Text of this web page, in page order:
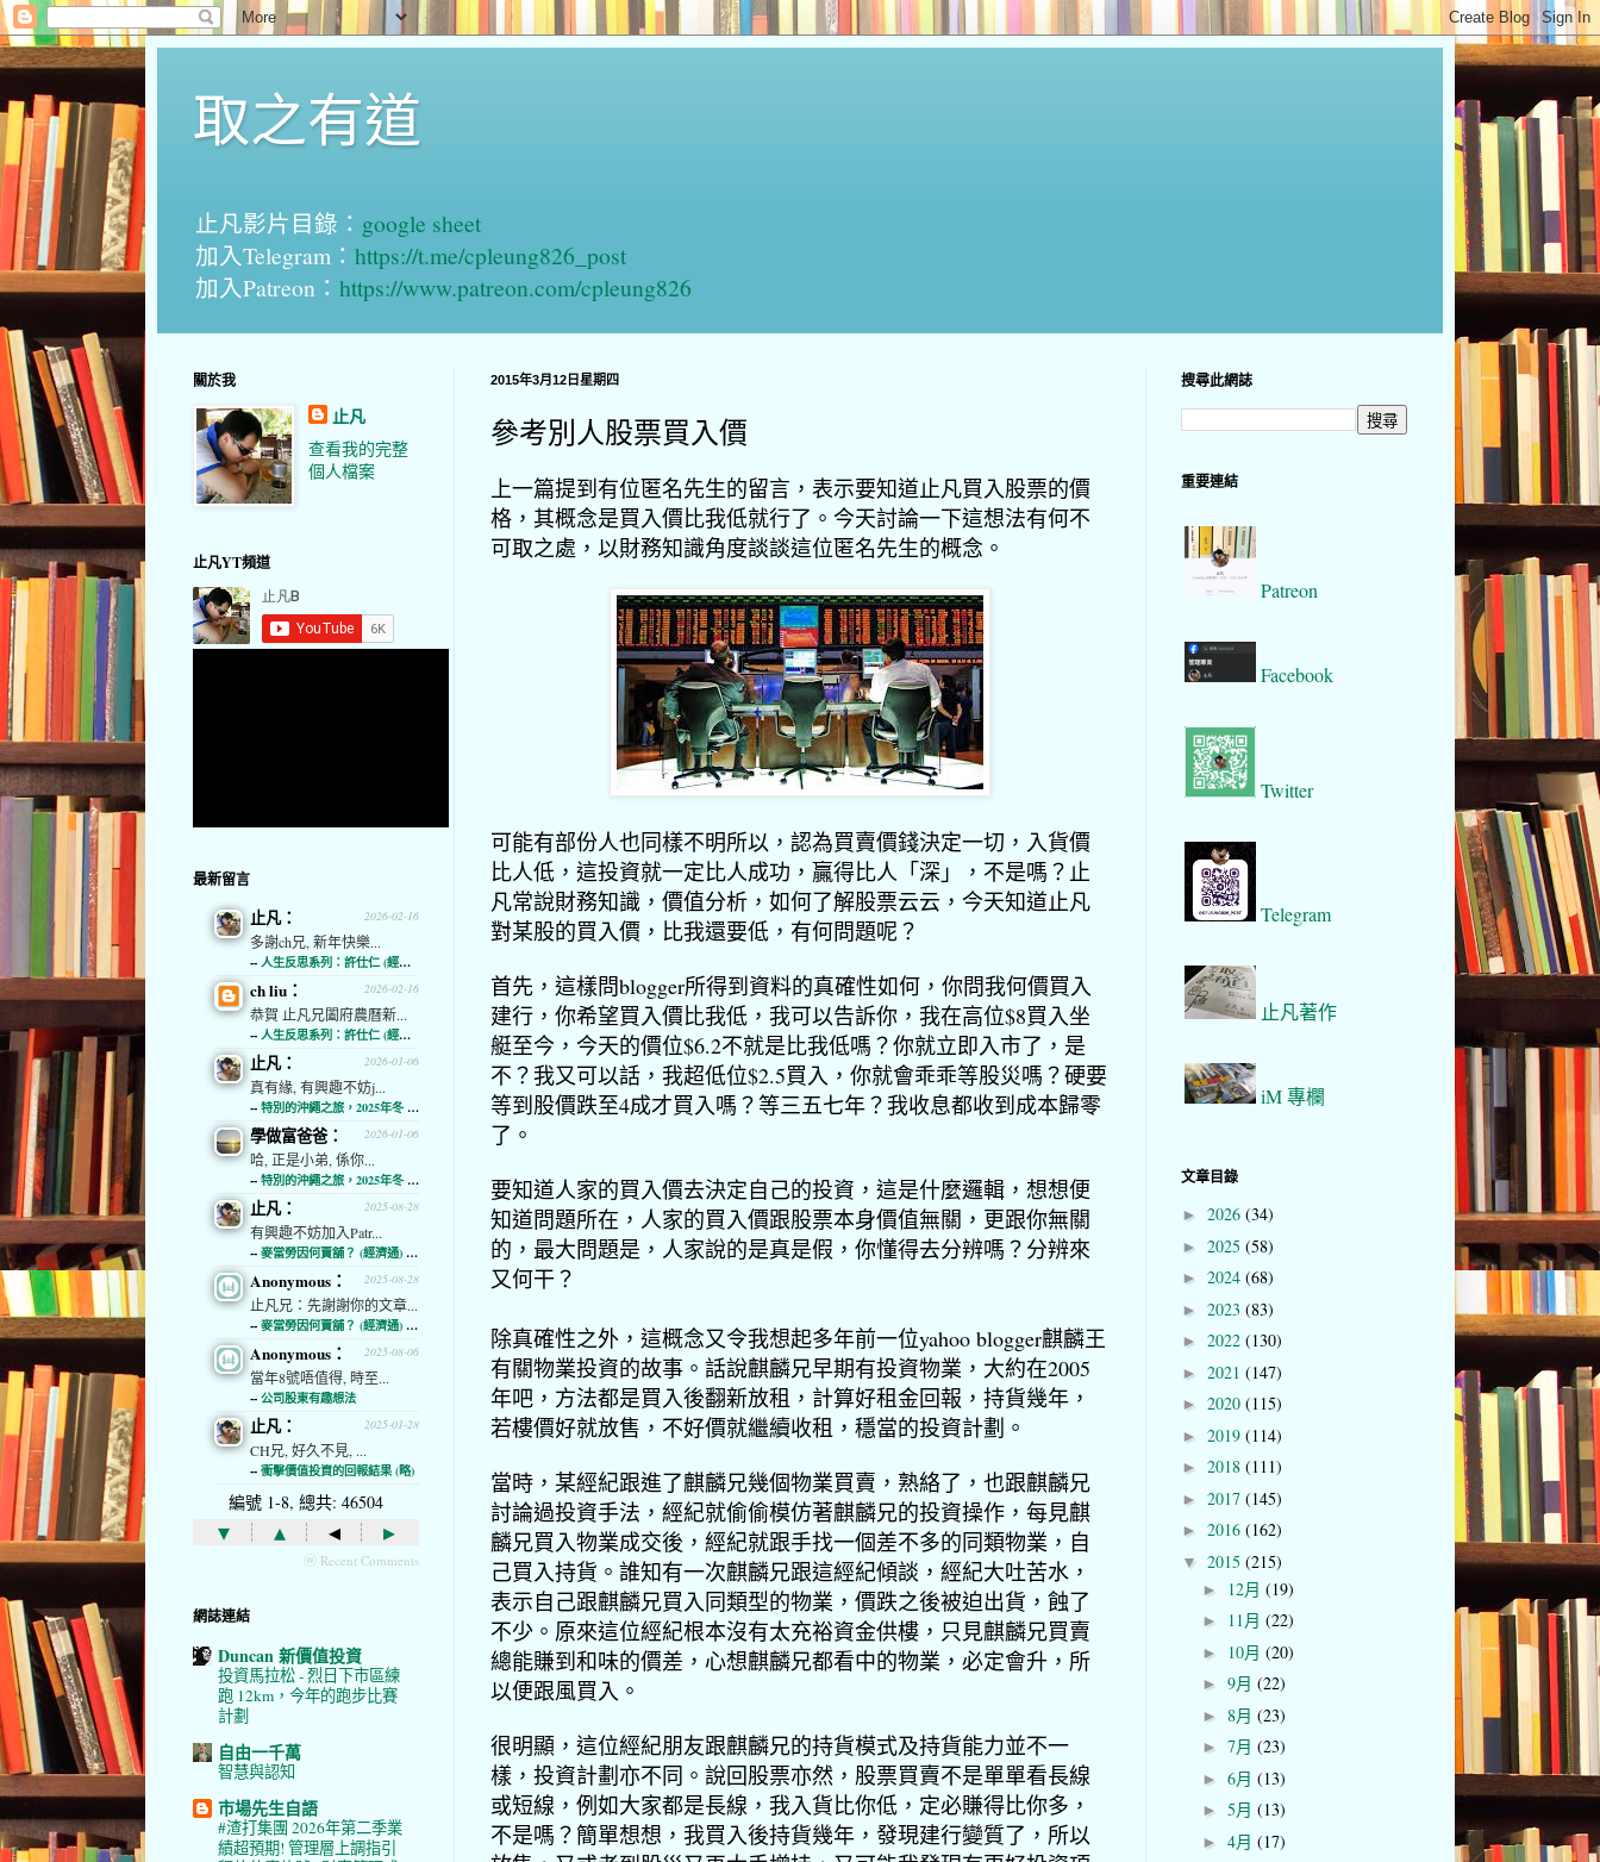
取之有道
止凡影片目錄： google sheet
加入Telegram： https://t.me/cpleung826_post
加入Patreon： https://www.patreon.com/cpleung826
2015年3月12日星期四
參考別人股票買入價
上一篇提到有位匿名先生的留言，表示要知道止凡買入股票的價
格， 其概念是買入價比我低就行了。 今天討論一下這想法有何不
可取之處， 以財務知識角度談談這位匿名先生的概念。
可能有部份人也同樣不明所以，認為買賣價錢決定一切，入貨價
比人低， 這投資就一定比人成功，贏得比人「深」，不是嗎？ 止
凡常說財務知識，價值分析，如何了解股票云云， 今天知道止凡
對某股的買入價，比我還要低，有何問題呢？
首先，這樣問blogger所得到資料的真確性如何， 你問我何價買入
建行，你希望買入價比我低，我可以告訴你， 我在高位$8買入坐
艇至今，今天的價位$6.2不就是比我低嗎？你就立即入市了，是
不？我又可以話，我超低位$2.5買入， 你就會乖乖等股災嗎？硬要
等到股價跌至4成才買入嗎？ 等三五七年？我收息都收到成本歸零
了。
要知道人家的買入價去決定自己的投資，這是什麼邏輯， 想想便
知道問題所在，人家的買入價跟股票本身價值無關， 更跟你無關
的，最大問題是，人家說的是真是假，你懂得去分辨嗎？ 分辨來
又何干？
除真確性之外，這概念又令我想起多年前一位yahoo blogger麒麟王
有關物業投資的故事。 話說麒麟兄早期有投資物業，大約在2005
年吧， 方法都是買入後翻新放租，計算好租金回報，持貨幾年，
若樓價好就放售，不好價就繼續收租，穩當的投資計劃。
當時，某經紀跟進了麒麟兄幾個物業買賣，熟絡了， 也跟麒麟兄
討論過投資手法，經紀就偷偷模仿著麒麟兄的投資操作， 每見麒
麟兄買入物業成交後，經紀就跟手找一個差不多的同類物業， 自
己買入持貨。誰知有一次麒麟兄跟這經紀傾談，經紀大吐苦水，
表示自己跟麒麟兄買入同類型的物業，價跌之後被迫出貨， 蝕了
不少。原來這位經紀根本沒有太充裕資金供樓， 只見麒麟兄買賣
總能賺到和味的價差，心想麒麟兄都看中的物業， 必定會升，所
以便跟風買入。
很明顯，這位經紀朋友跟麒麟兄的持貨模式及持貨能力並不一
樣， 投資計劃亦不同。說回股票亦然，股票買賣不是單單看長線
或短線， 例如大家都是長線，我入貨比你低，定必賺得比你多，
不是嗎？ 簡單想想，我買入後持貨幾年，發現建行變質了，所以
關於我
止凡
查看我的完整
個人檔案
止凡YT頻道
最新留言
2026-02-16
止凡：
多謝ch兄, 新年快樂...
-- 人生反思系列：許仕仁 (經濟通)
2026-02-16
ch liu：
恭賀 止凡兄闔府農曆新...
-- 人生反思系列：許仕仁 (經濟通)
2026-01-06
止凡：
真有緣, 有興趣不妨j...
-- 特別的沖繩之旅，2025年冬 (經濟通)
2026-01-06
學做富爸爸：
哈, 正是小弟, 係你...
-- 特別的沖繩之旅，2025年冬 (經濟通)
2025-08-28
止凡：
有興趣不妨加入Patr...
-- 麥當勞因何賣舖？ (經濟通) (略)
2025-08-28
Anonymous：
止凡兄：先謝謝你的文章...
-- 麥當勞因何賣舖？ (經濟通) (略)
2025-08-06
Anonymous：
當年8號唔值得, 時至...
-- 公司股東有趣想法
2025-01-28
止凡：
CH兄, 好久不見, ...
-- 衝擊價值投資的回報結果 (略)
編號 1-8, 總共: 46504
▾ ▴ ◂ ▸
ⓦ Recent Comments
網誌連結
Duncan 新價值投資
投資馬拉松 - 烈日下市區練
跑 12km，今年的跑步比賽
計劃
自由一千萬
智慧與認知
市場先生自語
#渣打集團 2026年第二季業
績超預期! 管理層上調指引
搜尋此網誌
重要連結
Patreon
Facebook
Twitter
Telegram
止凡著作
iM 專欄
文章目錄
► 2026 (34)
► 2025 (58)
► 2024 (68)
► 2023 (83)
► 2022 (130)
► 2021 (147)
► 2020 (115)
► 2019 (114)
► 2018 (111)
► 2017 (145)
► 2016 (162)
▼ 2015 (215)
► 12月 (19)
► 11月 (22)
► 10月 (20)
► 9月 (22)
► 8月 (23)
► 7月 (23)
► 6月 (13)
► 5月 (13)
► 4月 (17)